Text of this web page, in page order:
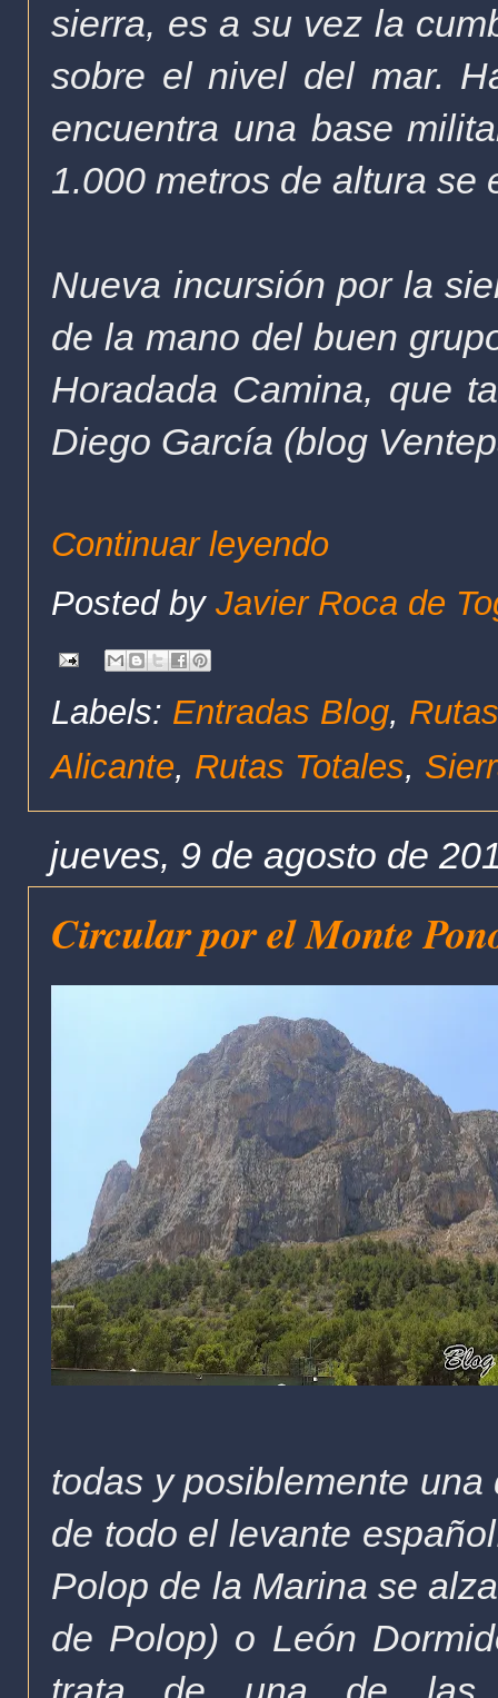
sierra, es a su vez la
sobre el nivel del mar.
encuentra una base
1.000 metros de altura se
Nueva incursión por la
de la mano del buen
Horadada Camina, que
Diego García (blog
Continuar leyendo
Posted by Javier Roca de
Labels: Entradas Blog,
Alicante, Rutas Totales,
jueves, 9 de agosto de
Circular por el Monte
todas y posiblemente
de todo el levante
Polop de la Marina se
de Polop) o León